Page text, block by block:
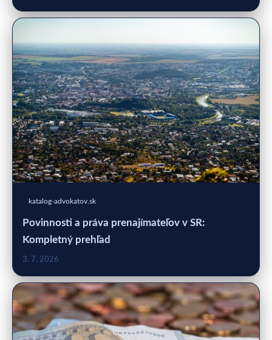
katalog-advokatov.sk
Povinnosti a práva prenajímateľov v SR:
Kompletný prehľad
3. 7. 2026